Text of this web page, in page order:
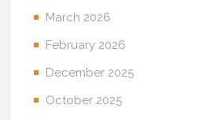
March 2026
February 2026
December 2025
October 2025